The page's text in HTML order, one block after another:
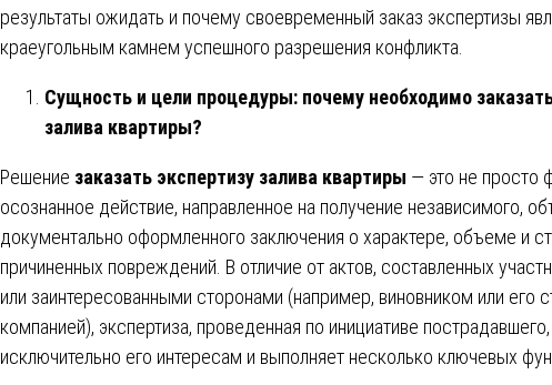
результаты ожидать и почему своевременный заказ экспертизы
краеугольным камнем успешного разрешения конфликта.
Сущность и цели процедуры: почему необходимо
залива квартиры?
Решение заказать экспертизу залива квартиры — это не просто
осознанное действие, направленное на получение независимого,
документально оформленного заключения о характере, объеме и
причиненных повреждений. В отличие от актов, составленных
или заинтересованными сторонами (например, виновником или его
компанией), экспертиза, проведенная по инициативе
исключительно его интересам и выполняет несколько ключевых